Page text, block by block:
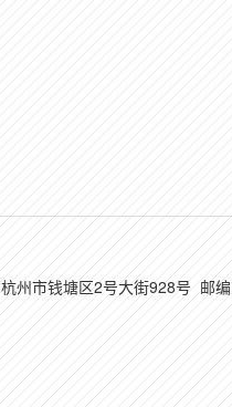
州市钱塘区2号大街928号 邮